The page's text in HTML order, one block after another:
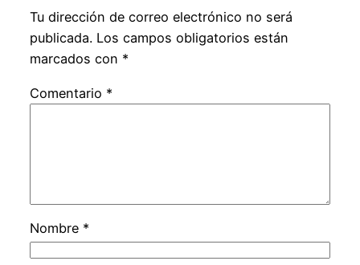
Tu dirección de correo electrónico no será
publicada. Los campos obligatorios están
marcados con *
Comentario *
Nombre *